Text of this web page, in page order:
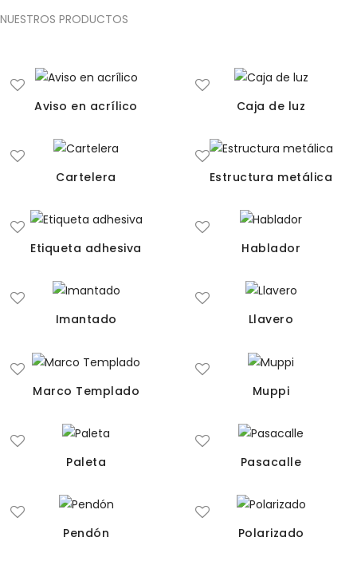
NUESTROS PRODUCTOS
Aviso en acrílico Caja de luz
Cartelera Estructura metálica
Etiqueta adhesiva Hablador
Imantado Llavero
Marco Templado Muppi
Paleta Pasacalle
Pendón Polarizado